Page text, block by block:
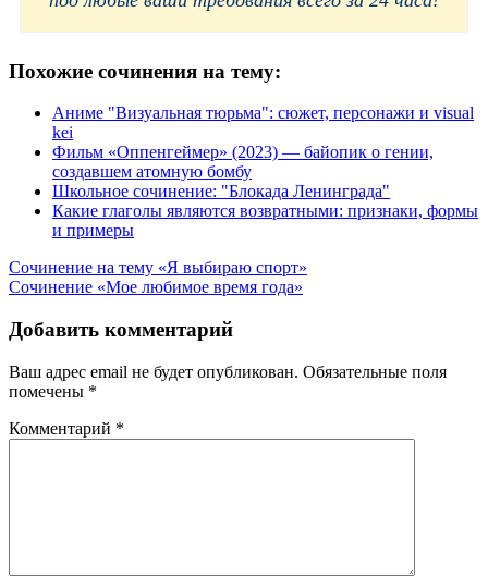
Похожие сочинения на тему:
Аниме "Визуальная тюрьма": сюжет, персонажи и visual
kei
Фильм «Оппенгеймер» (2023) — байопик о гении,
создавшем атомную бомбу
Школьное сочинение: "Блокада Ленинграда"
Какие глаголы являются возвратными: признаки, формы
и примеры
Навигация
по
записям
Сочинение на тему «Я выбираю спорт»
Сочинение «Мое любимое время года»
Добавить комментарий
Ваш адрес email не будет опубликован. Обязательные поля
помечены *
Комментарий *